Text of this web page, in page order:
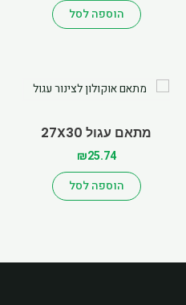
הוספה לסל
מתאם עגול 27X30
₪25.74
הוספה לסל